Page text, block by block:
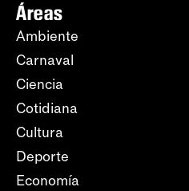
Áreas
Ambiente
Carnaval
Ciencia
Cotidiana
Cultura
Deporte
Economía